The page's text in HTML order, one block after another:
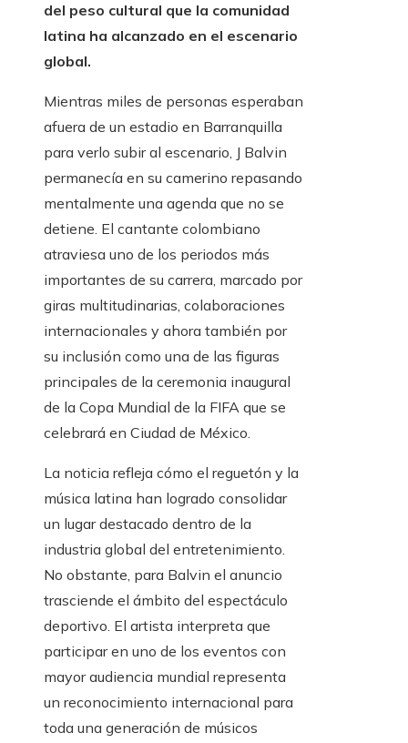
del peso cultural que la comunidad
latina ha alcanzado en el escenario
global.
Mientras miles de personas esperaban
afuera de un estadio en Barranquilla
para verlo subir al escenario, J Balvin
permanecía en su camerino repasando
mentalmente una agenda que no se
detiene. El cantante colombiano
atraviesa uno de los periodos más
importantes de su carrera, marcado por
giras multitudinarias, colaboraciones
internacionales y ahora también por
su inclusión como una de las figuras
principales de la ceremonia inaugural
de la Copa Mundial de la FIFA que se
celebrará en Ciudad de México.
La noticia refleja cómo el reguetón y la
música latina han logrado consolidar
un lugar destacado dentro de la
industria global del entretenimiento.
No obstante, para Balvin el anuncio
trasciende el ámbito del espectáculo
deportivo. El artista interpreta que
participar en uno de los eventos con
mayor audiencia mundial representa
un reconocimiento internacional para
toda una generación de músicos